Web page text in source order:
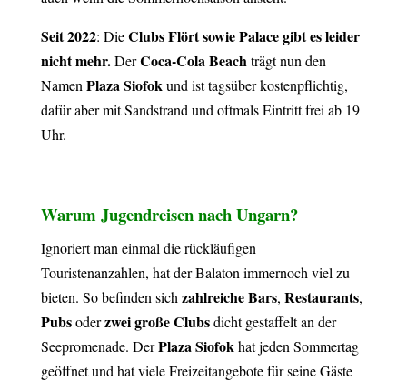
Seit 2022: DieClubs Flört sowie Palace gibt es leider
nicht mehr.DerCoca-Cola Beach trägt nun den
Namen Plaza Siofok und ist tagsüber kostenpflichtig,
dafür aber mit Sandstrand und oftmals Eintritt frei ab 19
Uhr.
Warum Jugendreisen nach Ungarn?
Ignoriert man einmal die rückläufigen
Touristenanzahlen, hat der Balaton immernoch viel zu
bieten. So befinden sich zahlreiche Bars, Restaurants,
Pubsoderzwei große Clubsdicht gestaffelt an der
Seepromenade. DerPlaza Siofok hat jeden Sommertag
geöffnet und hat viele Freizeitangebote für seine Gäste